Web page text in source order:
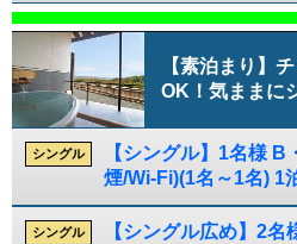
【素泊まり】
OK！気ままに
シングル
【シングル】1名様 B
煙/Wi-Fi)(1名～1名) 1
シングル
【シングル広め】2名